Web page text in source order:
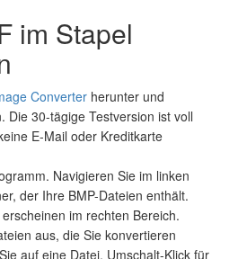
im Stapel
Converter herunter und
Die 30-tägige Testversion ist voll
E-Mail oder Kreditkarte
Navigieren Sie im linken
der Ihre BMP-Dateien enthält.
im rechten Bereich.
aus, die Sie konvertieren
auf eine Datei, Umschalt-Klick für